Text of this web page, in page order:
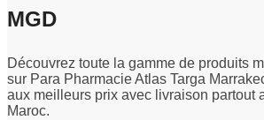
MGD
Découvrez toute la gamme de produits
sur Para Pharmacie Atlas Targa
aux meilleurs prix avec livraison partout
Maroc.